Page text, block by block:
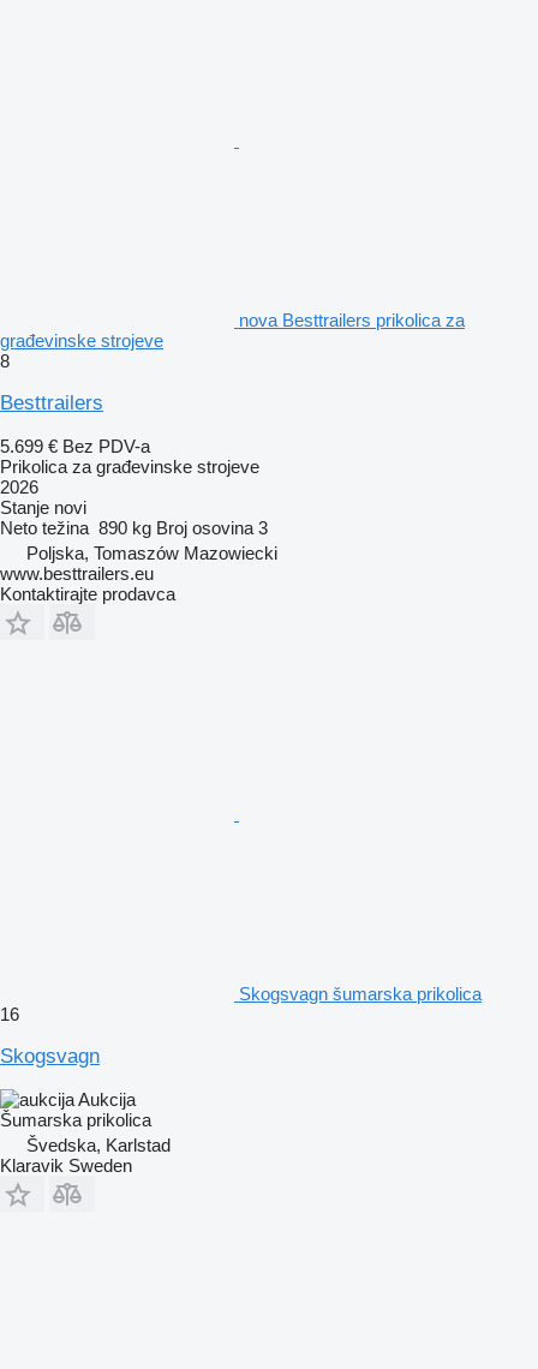
nova Besttrailers prikolica za
građevinske strojeve
8
Besttrailers
5.699 € Bez PDV-a
Prikolica za građevinske strojeve
2026
Stanje novi
Neto težina 890 kg Broj osovina 3
Poljska, Tomaszów Mazowiecki
www.besttrailers.eu
Kontaktirajte prodavca
Skogsvagn šumarska prikolica
16
Skogsvagn
Aukcija
Šumarska prikolica
Švedska, Karlstad
Klaravik Sweden